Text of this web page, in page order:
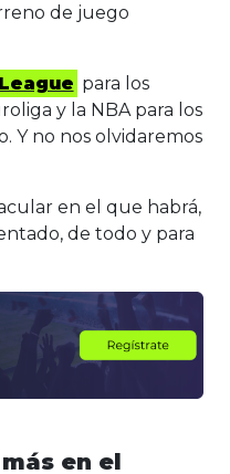
de juego
para los
y la NBA para los
Y no nos olvidaremos
en el que habrá,
de todo y para
en el